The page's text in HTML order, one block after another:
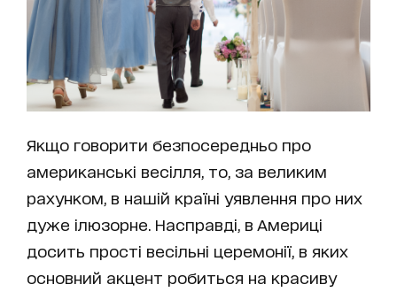
Якщо говорити безпосередньо про
американські весілля, то, за великим
рахунком, в нашій країні уявлення про них
дуже ілюзорне. Насправді, в Америці
досить прості весільні церемонії, в яких
основний акцент робиться на красиву